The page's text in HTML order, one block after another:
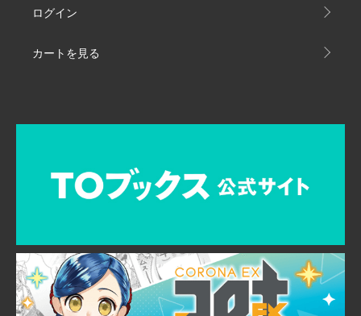
ログイン
カートを見る